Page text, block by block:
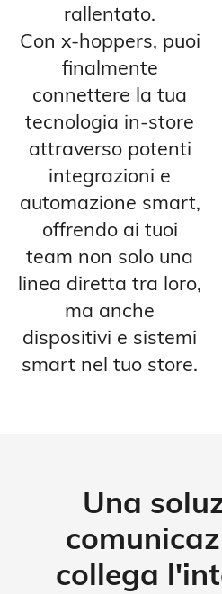
rallentato.
Con x-hoppers, puoi
finalmente
connettere la tua
tecnologia in-store
attraverso potenti
integrazioni e
automazione smart,
offrendo ai tuoi
team non solo una
linea diretta tra loro,
ma anche
dispositivi e sistemi
smart nel tuo store.
Una
collega